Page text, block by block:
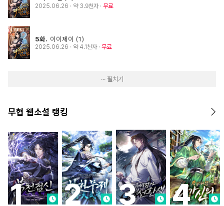
2025.06.26 · 약 3.9천자 무료
5화. 이이제이 (1)
2025.06.26 · 약 4.1천자 무료
··· 펼치기
무협 웹소설 랭킹